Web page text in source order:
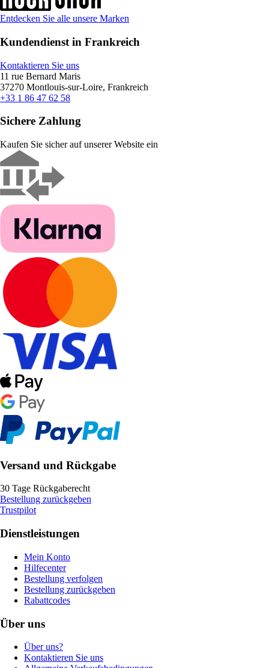
Entdecken Sie alle unsere Marken
Kundendienst in Frankreich
Kontaktieren Sie uns
11 rue Bernard Maris
37270 Montlouis-sur-Loire, Frankreich
+33 1 86 47 62 58
Sichere Zahlung
Kaufen Sie sicher auf unserer Website ein
Versand und Rückgabe
30 Tage Rückgaberecht
Bestellung zurückgeben
Trustpilot
Dienstleistungen
Mein Konto
Hilfecenter
Bestellung verfolgen
Bestellung zurückgeben
Rabattcodes
Über uns
Über uns?
Kontaktieren Sie uns